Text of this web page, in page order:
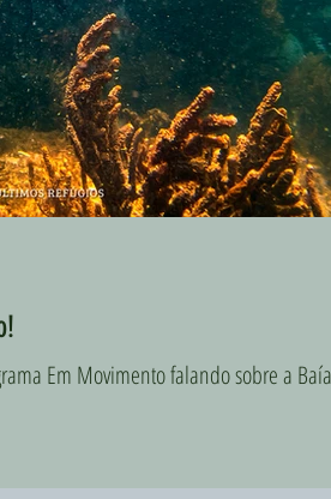
Em Movimento falando sobre a